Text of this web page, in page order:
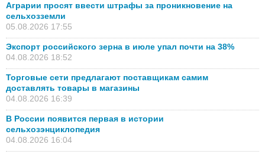
Аграрии просят ввести штрафы за проникновение на
сельхозземли
05.08.2026 17:55
Экспорт российского зерна в июле упал почти на 38%
04.08.2026 18:52
Торговые сети предлагают поставщикам самим
доставлять товары в магазины
04.08.2026 16:39
В России появится первая в истории
сельхозэнциклопедия
04.08.2026 16:04